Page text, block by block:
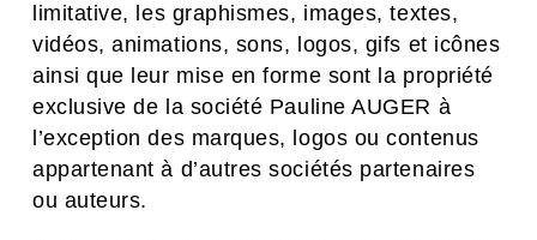
limitative, les graphismes, images, textes,
vidéos, animations, sons, logos, gifs et icônes
ainsi que leur mise en forme sont la propriété
exclusive de la société Pauline AUGER à
l’exception des marques, logos ou contenus
appartenant à d’autres sociétés partenaires
ou auteurs.